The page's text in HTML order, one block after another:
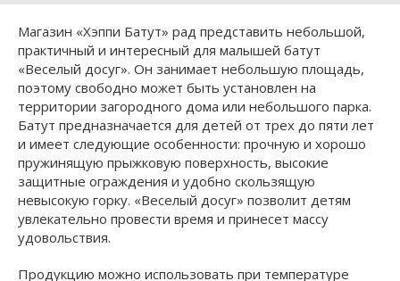
Магазин «Хэппи Батут» рад представить небольшой,
практичный и интересный для малышей батут
«Веселый досуг». Он занимает небольшую площадь,
поэтому свободно может быть установлен на
территории загородного дома или небольшого парка.
Батут предназначается для детей от трех до пяти лет
и имеет следующие особенности: прочную и хорошо
пружинящую прыжковую поверхность, высокие
защитные ограждения и удобно скользящую
невысокую горку. «Веселый досуг» позволит детям
увлекательно провести время и принесет массу
удовольствия.
Продукцию можно использовать при температуре